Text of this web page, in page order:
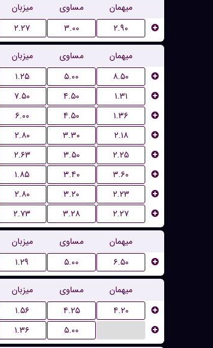
میزبان مساوی
میهمان
۲.۲۷ ۳.۰۰ ۲.۹۰
میزبان مساوی
میهمان
۱.۲۵ ۵.۰۰
۸.۵۰
۷.۵۰ ۴.۵۰
۱.۳۱
۶.۰۰ ۴.۵۰
۱.۳۶
۲.۸۰ ۳.۳۰
۲.۱۸
۲.۶۳ ۳.۵۰
۲.۲۵
۱.۸۵ ۳.۴۰
۳.۶۰
۲.۸۰ ۳.۲۰
۲.۲۳
۲.۷۳ ۳.۲۸ ۲.۲۷
میزبان مساوی
میهمان
۱.۲۹ ۵.۰۰ ۶.۵۰
میزبان مساوی
میهمان
۱.۵۶ ۴.۲۵
۴.۲۰
۱.۳۶ ۵.۰۰